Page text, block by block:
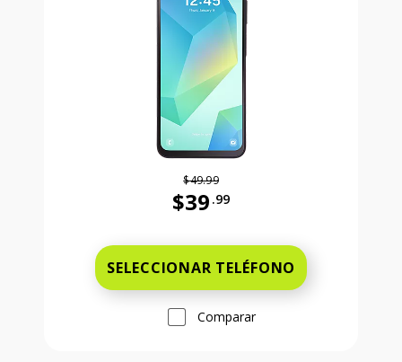
$49.99
$39 .99
SELECCIONAR TELÉFONO
Comparar